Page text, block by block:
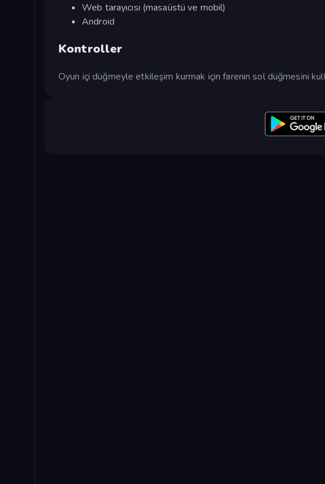
Web tarayıcısı (masaüstü ve mobil)
Android
Kontroller
Oyun içi düğmeyle etkileşim kurmak için farenin sol düğmesini